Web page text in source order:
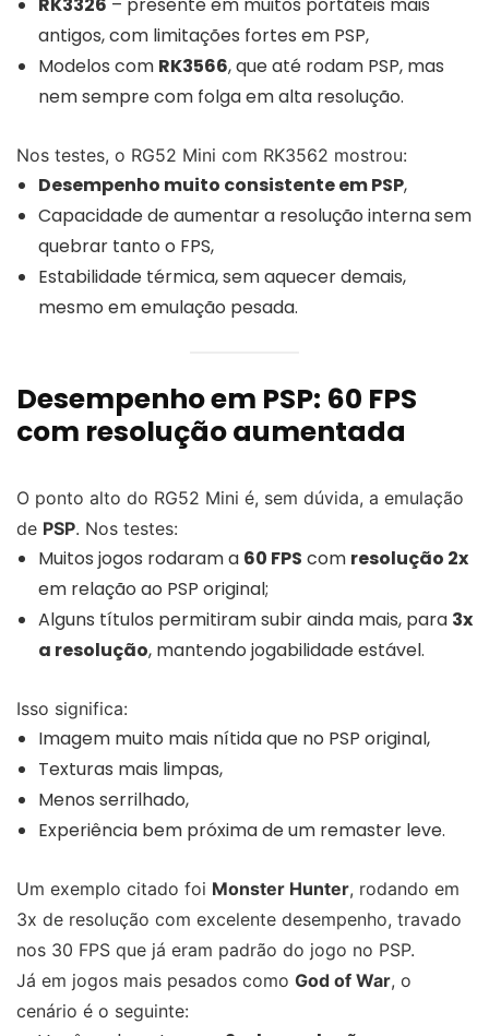
antigos, com limitações fortes em PSP,
Modelos com RK3566, que até rodam PSP, mas
nem sempre com folga em alta resolução.
Nos testes, o RG52 Mini com RK3562 mostrou:
Desempenho muito consistente em PSP,
Capacidade de aumentar a resolução interna sem
quebrar tanto o FPS,
Estabilidade térmica, sem aquecer demais,
mesmo em emulação pesada.
Desempenho em PSP: 60 FPS
com resolução aumentada
O ponto alto do RG52 Mini é, sem dúvida, a emulação
de PSP. Nos testes:
Muitos jogos rodaram a 60 FPS com resolução 2x
em relação ao PSP original;
Alguns títulos permitiram subir ainda mais, para 3x
a resolução, mantendo jogabilidade estável.
Isso significa:
Imagem muito mais nítida que no PSP original,
Texturas mais limpas,
Menos serrilhado,
Experiência bem próxima de um remaster leve.
Um exemplo citado foi Monster Hunter, rodando em
3x de resolução com excelente desempenho, travado
nos 30 FPS que já eram padrão do jogo no PSP.
Já em jogos mais pesados como God of War, o
cenário é o seguinte: